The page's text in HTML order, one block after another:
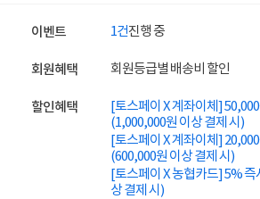
이벤트 1건진행 중
회원혜택 회원등급별 배송비 할인
할인혜택
[토스페이 X 계좌이체]
(1,000,000원 이상 결제 시)
[토스페이 X 계좌이체]
(600,000원 이상 결제 시)
[토스페이 X 농협카드] 5% 즉
상 결제 시)